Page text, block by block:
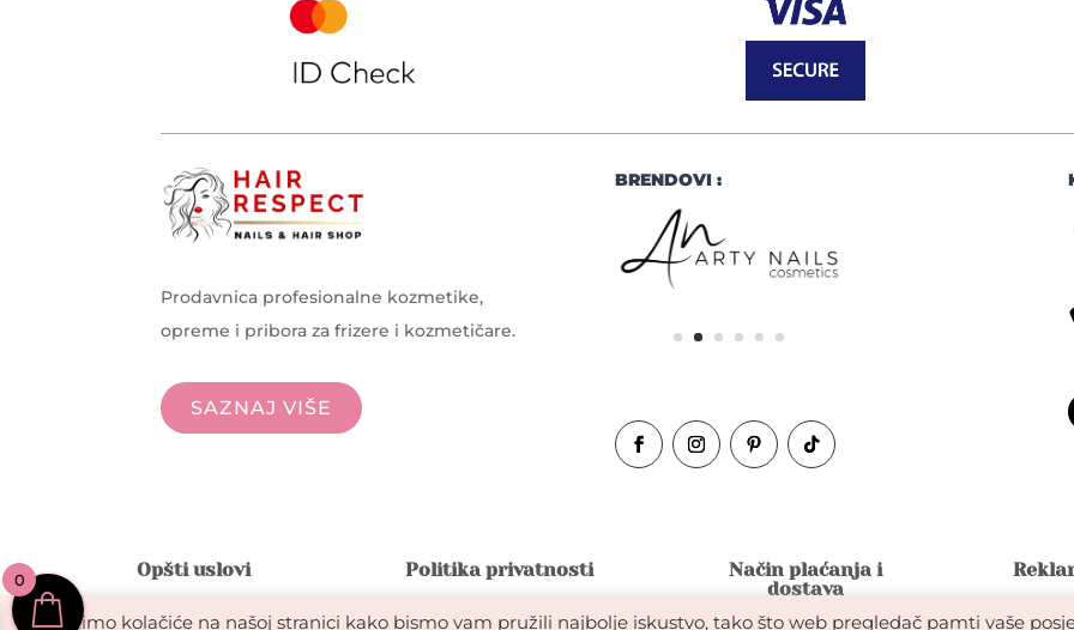
Prodavnica profesionalne kozmetike,
opreme i pribora za frizere i kozmetičare.
SAZNAJ VIŠE
BRENDOVI :
Opšti uslovi Politika privatnosti
Način plaćanja i
dostava
Koristimo kolačiće na našoj stranici kako bismo vam pružili najbolje iskustvo, tako što web pregledač pamti vaše
0